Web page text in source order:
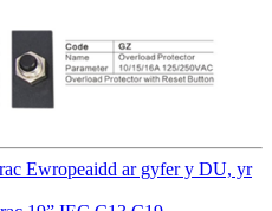
Ewropeaidd ar gyfer y DU, yr